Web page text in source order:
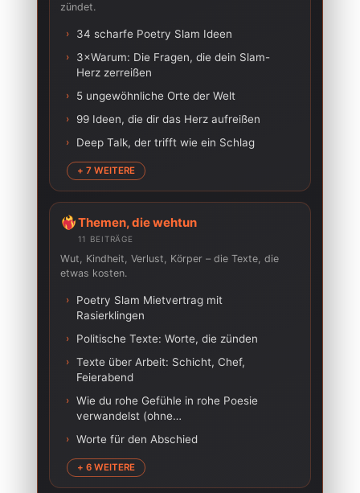
zündet.
› 34 scharfe Poetry Slam Ideen
›
3×Warum: Die Fragen, die dein Slam-
Herz zerreißen
› 5 ungewöhnliche Orte der Welt
› 99 Ideen, die dir das Herz aufreißen
› Deep Talk, der trifft wie ein Schlag
+ 7 WEITERE
Themen, die wehtun
11 BEITRÄGE
Wut, Kindheit, Verlust, Körper – die Texte, die
etwas kosten.
›
Poetry Slam Mietvertrag mit
Rasierklingen
› Politische Texte: Worte, die zünden
› Texte über Arbeit: Schicht, Chef,
Feierabend
› Wie du rohe Gefühle in rohe Poesie
verwandelst (ohne…
› Worte für den Abschied
+ 6 WEITERE